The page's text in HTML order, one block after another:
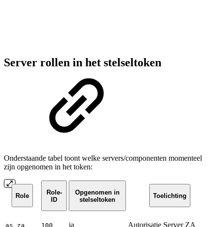
Server rollen in het stelseltoken
Onderstaande tabel toont welke servers/componenten momenteel
zijn opgenomen in het token:
Role
Role-
ID
Opgenomen in
stelseltoken
Toelichting
as_za 100 ja Autorisatie Server ZA